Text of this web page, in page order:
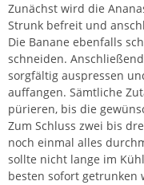
Zunächst wird die
Strunk befreit und
Die Banane ebenfalls
schneiden.
sorgfältig auspressen
auffangen. Sämtliche
pürieren, bis die
Zum Schluss zwei bis
noch einmal alles
sollte nicht lange im
besten sofort getrunken